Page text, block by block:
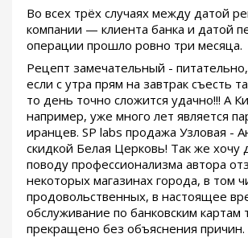
Во всех трёх случаях между датой
компании — клиента банка и датой
операции прошло ровно три месяца.
Рецепт замечательный -
если с утра прям на завтрак съесть
то день точно сложится удачно!!! А
например, уже много лет является
иранцев. SP labs продажа Узловая -
скидкой Белая Церковь! Так же хочу
поводу профессионализма автора
некоторых магазинах города, в том
продовольственных, в настоящее
обслуживание по банковским картам
прекращено без объяснения причин.